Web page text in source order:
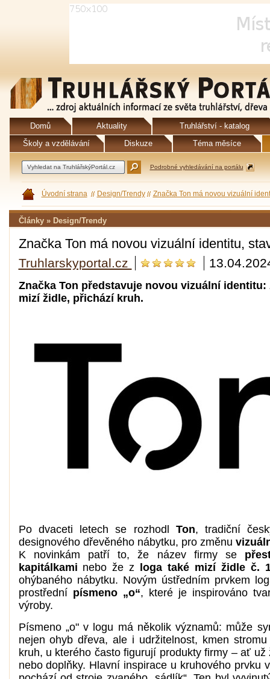
Domů Aktuality
Truhlářství - katalog
Školy a vzdělávání
Diskuze Téma měsíce
Podrobné vyhledávání na portálu
Úvodní strana Design/Trendy Značka Ton má novou vizuální
Články » Design/Trendy
Značka Ton má novou vizuální identitu,
Truhlarskyportal.cz
Značka Ton představuje novou vizuální identitu:
mizí židle, přichází kruh.
Po dvaceti letech se rozhodl Ton, tradiční
designového dřevěného nábytku, pro změnu
K novinkám patří to, že název firmy se
kapitálkami nebo že z
loga také mizí židle č.
ohýbaného nábytku. Novým ústředním prvkem
prostřední písmeno „o“, které je inspirováno
výroby.
Písmeno „o" v logu má několik významů: může
nejen ohyb dřeva, ale i udržitelnost, kmen
kruh, u kterého často figurují produkty firmy – ať už
nebo doplňky. Hlavní inspirace u kruhového prvku